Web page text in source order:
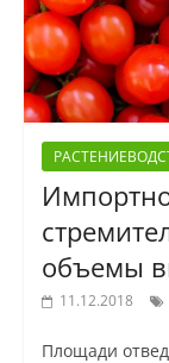
объемы
11.12.2018
Площади